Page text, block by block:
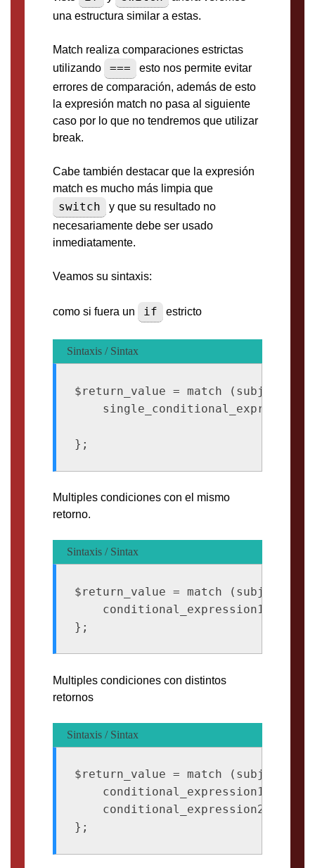
una estructura similar a estas.
Match realiza comparaciones estrictas
utilizando
===
esto nos permite evitar
errores de comparación, además de esto
la expresión match no pasa al siguiente
caso por lo que no tendremos que utilizar
break.
Cabe también destacar que la expresión
match es mucho más limpia que
switch
y que su resultado no
necesariamente debe ser usado
inmediatamente.
Veamos su sintaxis:
como si fuera un if estricto
Sintaxis / Sintax
$return_value = match
single_conditional_expression
Multiples condiciones con el mismo
retorno.
Sintaxis / Sintax
$return_value = match
conditional_expression1,
Multiples condiciones con distintos
retornos
Sintaxis / Sintax
$return_value = match
conditional_expression1 =>
conditional_expression2 =>